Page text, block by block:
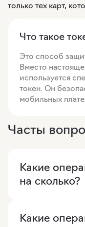
только тех карт,
Что такое
Это способ
Вместо
используется
токен. Он
мобильных
Часты
Какие
на сколько?
Если вы
Какие